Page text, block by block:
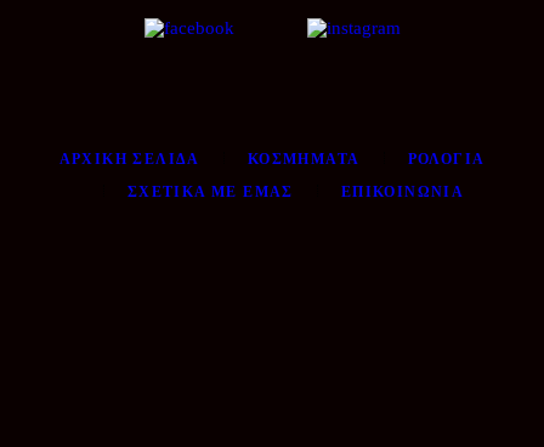
ΑΡΧΙΚΉ ΣΕΛΊΔΑ ΚΟΣΜΉΜΑΤΑ
ΡΟΛΌΓΙΑ
ΣΧΕΤΙΚΆ ΜΕ ΕΜΆΣ
ΕΠΙΚΟΙΝΩΝΊΑ